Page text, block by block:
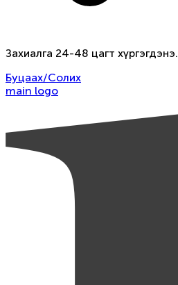
Захиалга 24-48 цагт хүргэгдэнэ.
Буцаах/Солих
main logo